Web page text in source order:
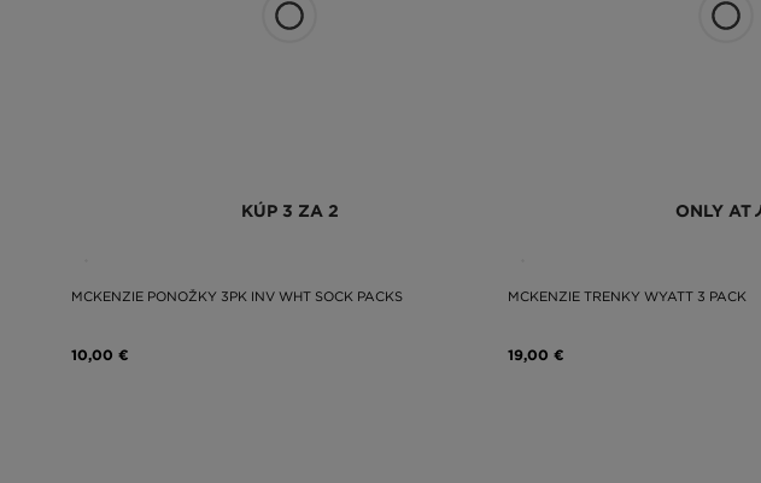
KÚP 3 ZA 2
MCKENZIE PONOŽKY 3PK INV WHT SOCK PACKS
10,00 €
ONLY AT
MCKENZIE TRENKY WYATT 3 PACK
19,00 €